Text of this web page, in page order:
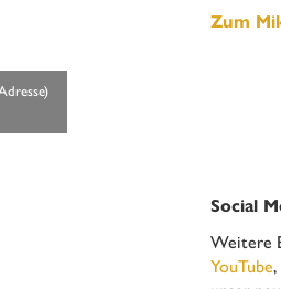
Zum
Social
Weitere
YouTube,